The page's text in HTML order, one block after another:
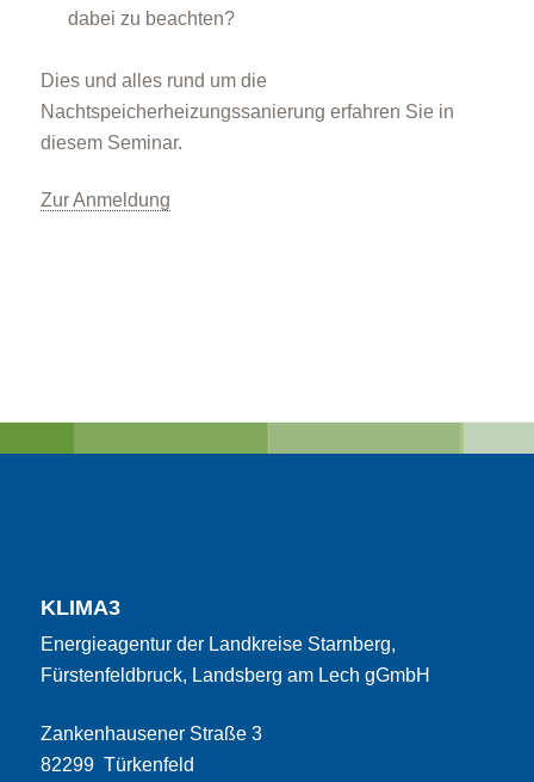
dabei zu beachten?
Dies und alles rund um die
Nachtspeicherheizungssanierung erfahren Sie in
diesem Seminar.
Zur Anmeldung
KLIMA3
Energieagentur der Landkreise Starnberg,
Fürstenfeldbruck, Landsberg am Lech gGmbH
Zankenhausener Straße 3
82299 Türkenfeld